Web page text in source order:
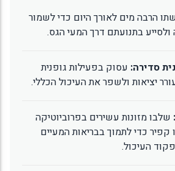
הרבה מים לאורך היום כדי לשמור
בתנועתם דרך המעי הגס.
סדירה: עסוק בפעילות גופנית
יציאות ולשפר את העיכול הכללי.
שלבו מזונות עשירים בפרוביוטיקה
קפיר כדי לתמוך בבריאות המעיים
העיכול.